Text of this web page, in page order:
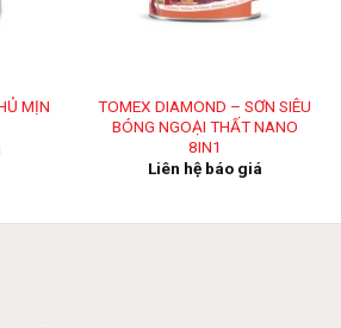
MỊN
TOMEX DIAMOND – SƠN SIÊU
BÓNG NGOẠI THẤT NANO
8IN1
Liên hệ báo giá